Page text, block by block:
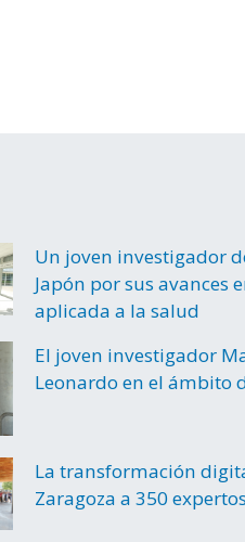
Un joven investigador
Japón por sus avances
aplicada a la salud
El joven investigador
Leonardo en el ámbito
La transformación
Zaragoza a 350